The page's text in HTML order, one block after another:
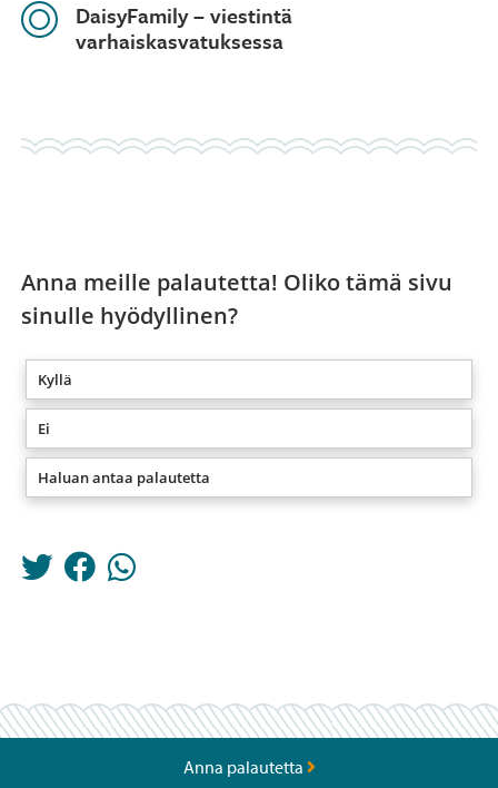
DaisyFamily – viestintä
varhaiskasvatuksessa
Anna meille palautetta! Oliko tämä sivu
sinulle hyödyllinen?
Kyllä
Ei
Haluan antaa palautetta
Anna palautetta